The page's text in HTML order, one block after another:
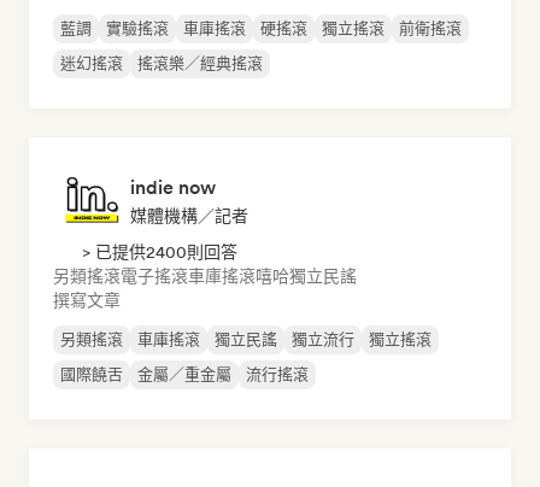
藍調 實驗搖滾 車庫搖滾 硬搖滾 獨立搖滾
前衛搖滾
迷幻搖滾
搖滾樂／經典搖滾
indie now
媒體機構／記者
> 已提供2400則回答
另類搖滾電子搖滾車庫搖滾嘻哈獨立民謠
撰寫文章
另類搖滾 車庫搖滾 獨立民謠 獨立流行
獨立搖滾
國際饒舌
金屬／重金屬 流行搖滾